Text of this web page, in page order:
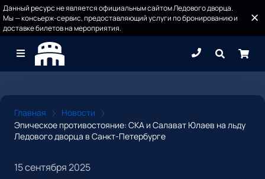
Данный ресурс не является официальным сайтом Ледового дворца.
Мы — консьерж-сервис, предоставляющий услуги по бронированию и
доставке билетов на мероприятия.
Главная
Новости
Эпическое противостояние: СКА и Салават Юлаев на льду
Ледового дворца в Санкт-Петербурге
15 сентября 2025